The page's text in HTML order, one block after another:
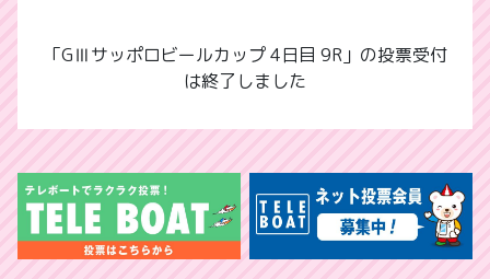
「GⅢサッポロビールカップ 4日目 9R」の投票受付
は終了しました